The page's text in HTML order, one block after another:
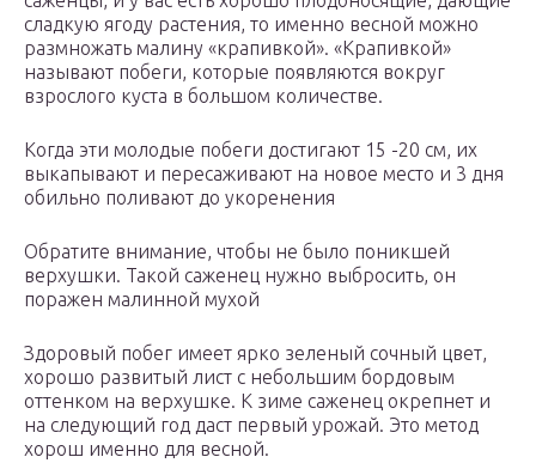
сладкую ягоду растения, то именно весной можно
размножать малину «крапивкой». «Крапивкой»
называют побеги, которые появляются вокруг
взрослого куста в большом количестве.
Когда эти молодые побеги достигают 15 -20 см, их
выкапывают и пересаживают на новое место и 3 дня
обильно поливают до укоренения
Обратите внимание, чтобы не было поникшей
верхушки. Такой саженец нужно выбросить, он
поражен малинной мухой
Здоровый побег имеет ярко зеленый сочный цвет,
хорошо развитый лист с небольшим бордовым
оттенком на верхушке. К зиме саженец окрепнет и
на следующий год даст первый урожай. Это метод
хорош именно для весной.